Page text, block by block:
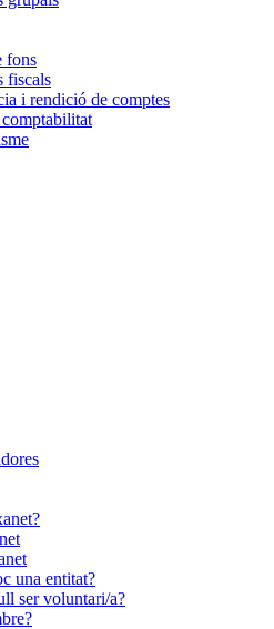
fons
fiscals
i rendició de comptes
una entitat?
ser voluntari/a?